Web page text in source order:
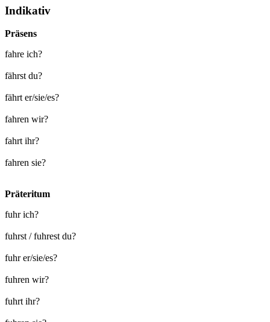
Indikativ
Präsens
fahre ich?
fährst du?
fährt er/sie/es?
fahren wir?
fahrt ihr?
fahren sie?
Präteritum
fuhr ich?
fuhrst / fuhrest du?
fuhr er/sie/es?
fuhren wir?
fuhrt ihr?